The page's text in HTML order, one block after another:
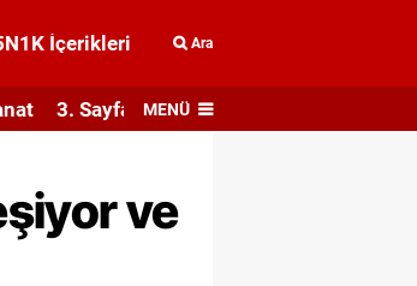
İçerikleri Ara
3. Sayfa MENÜ
ve